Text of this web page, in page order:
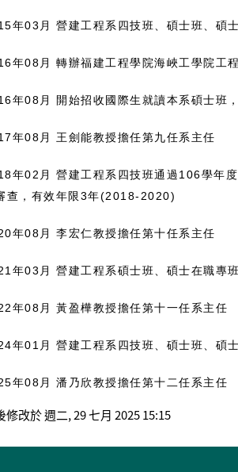
年03月 營建工程系四技班、碩士班、碩
年08月 轉辦福建工程學院海峽工學院工
年08月 開始招收國際生就讀本系碩士班
年08月 王劍能教授擔任第九任系主任
年02月 營建工程系四技班通過106學年
查，有效年限3年(2018-2020)
年08月 李宏仁教授擔任第十任系主任
年03月 營建工程系碩士班、碩士在職
年08月 黃盈樺教授擔任第十一任系主任
年01月 營建工程系四技班、碩士班、碩
年08月 潘乃欣教授擔任第十二任系主任
修改於 週二, 29 七月 2025 15:15